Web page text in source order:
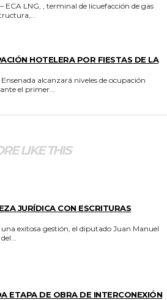
HOTELERA POR FIESTAS DE LA
el primer...
LIKE THIS
JURÍDICA CON ESCRITURAS
ETAPA DE OBRA DE INTERCONEXIÓN